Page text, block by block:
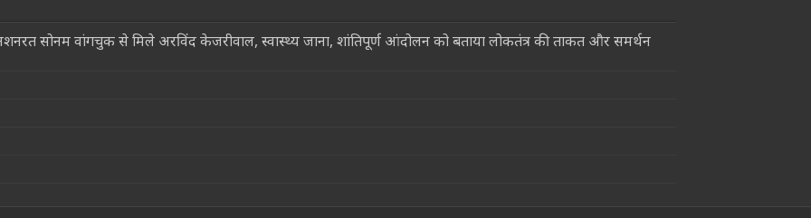
सोनम वांगचुक से मिले अरविंद केजरीवाल, स्वास्थ्य जाना, शांतिपूर्ण आंदोलन को बताया लोकतंत्र की ताकत और समर्थन